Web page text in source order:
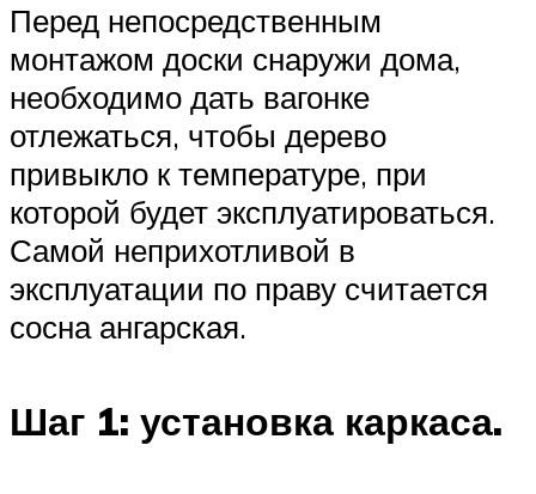
Перед непосредственным
монтажом доски снаружи дома,
необходимо дать вагонке
отлежаться, чтобы дерево
привыкло к температуре, при
которой будет эксплуатироваться.
Самой неприхотливой в
эксплуатации по праву считается
сосна ангарская.
Шаг 1: установка каркаса.